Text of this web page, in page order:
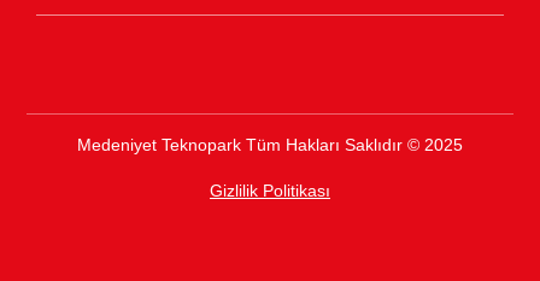
Medeniyet Teknopark Tüm Hakları Saklıdır © 2025
Gizlilik Politikası